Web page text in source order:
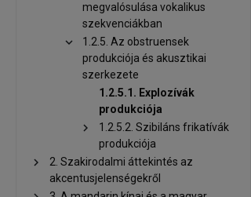
megvalósulása vokalikus
szekvenciákban
chevron_right
1.2.5. Az obstruensek
produkciója és akusztikai
szerkezete
1.2.5.1. Explozívák
produkciója
chevron_right
1.2.5.2. Szibiláns frikatívák
produkciója
chevron_right
2. Szakirodalmi áttekintés az
akcentusjelenségekről